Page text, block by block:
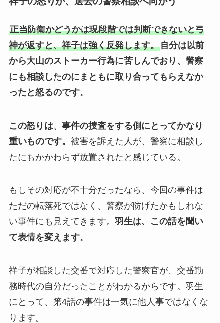
正当防衛かどうかは現段階では判断できないと弓
神が返すと、祥子は強く反発します。自分は以前
から大山のストーカー行為に苦しんでおり、警察
にも相談したのにまともに取り合ってもらえなか
ったと怒るのです。
この怒りは、事件の捜査をする側にとってかなり
重いものです。 被害を訴えた人が、警察に相談し
たにもかかわらず放置されたと感じている。
もしその対応が不十分だったなら、今回の事件は
ただの転落死ではなく、警察が防げたかもしれな
い事件にも見えてきます。 羽生は、この話を聞い
て表情を変えます。
祥子が相談した交番で対応した警察官が、交番勤
務時代の自分だったことがわかるからです。羽生
にとって、第4話の事件は一気に他人事ではなくな
ります。